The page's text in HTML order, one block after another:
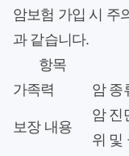
암보험 가입 시 주
과 같습니다.
항목
가족력
암 종
보장 내용
암 진
위 및